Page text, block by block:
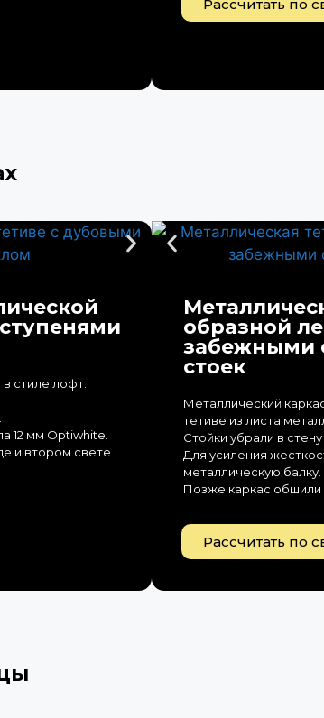
Рассчитать по
стиле лофт.
12 мм Optiwhite.
и втором свете
образной
забежными
стоек
Металлический
тетиве из листа
Стойки убрали в
Для усиления
металлическую балку.
Позже каркас обшили
Рассчитать по